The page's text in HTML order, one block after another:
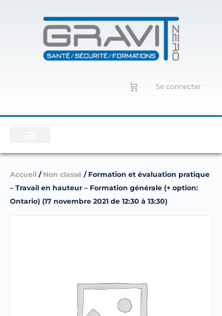
Se connecter
Accueil / Non classé / Formation et évaluation pratique
– Travail en hauteur – Formation générale (+ option:
Ontario) (17 novembre 2021 de 12:30 à 13:30)